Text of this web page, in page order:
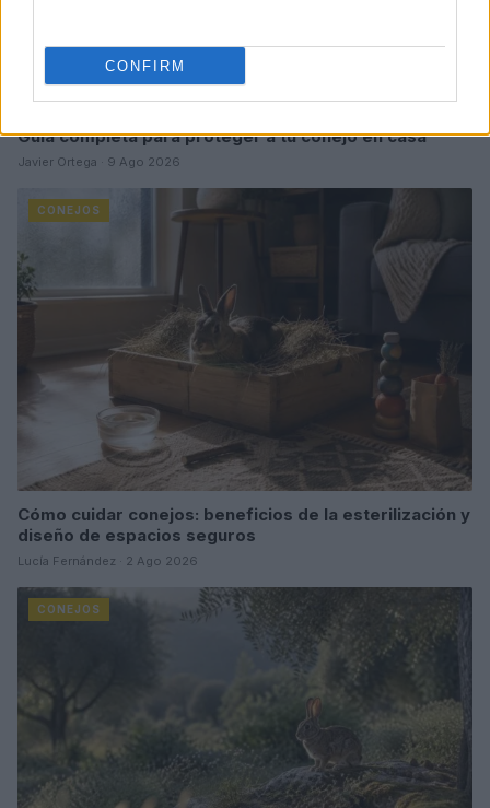
CONFIRM
Guía completa para proteger a tu conejo en casa
Javier Ortega · 9 Ago 2026
CONEJOS
Cómo cuidar conejos: beneficios de la esterilización y
diseño de espacios seguros
Lucía Fernández · 2 Ago 2026
CONEJOS